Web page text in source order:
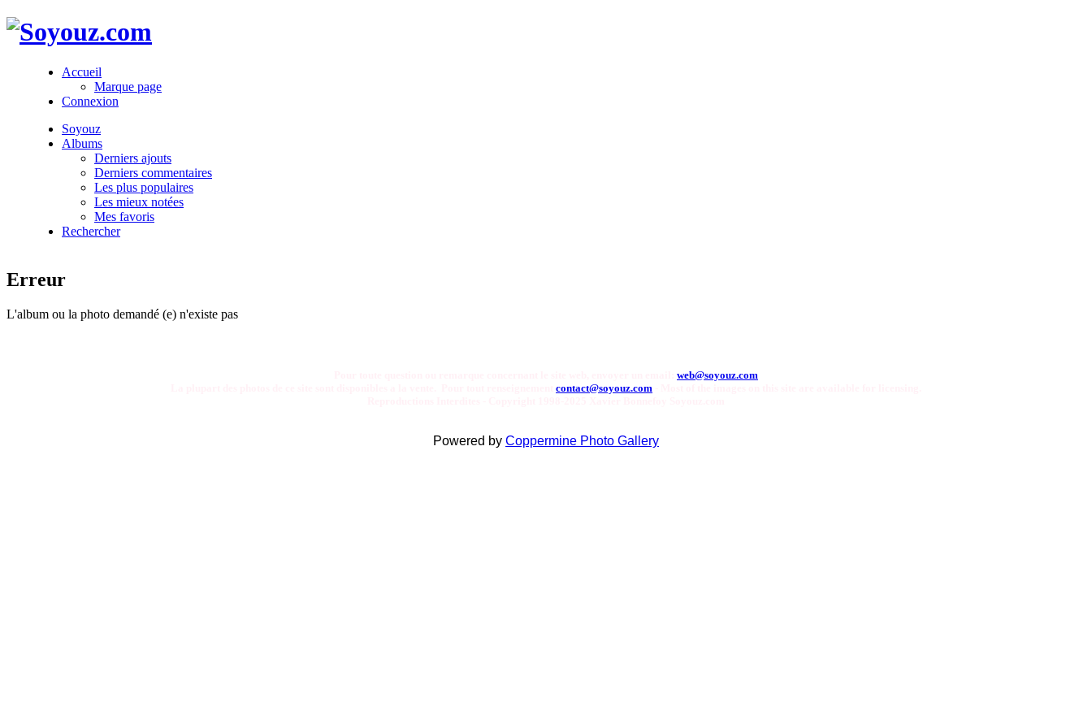
Accueil
Marque page
Connexion
Soyouz
Albums
Derniers ajouts
Derniers commentaires
Les plus populaires
Les mieux notées
Mes favoris
Rechercher
Erreur
L'album ou la photo demandé (e) n'existe pas
web@soyouz.com
contact@soyouz.com
Powered by Coppermine Photo Gallery